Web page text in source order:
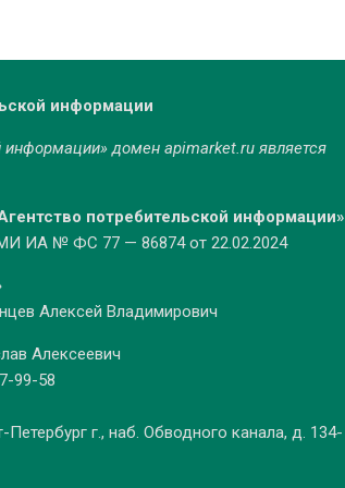
информации
информации» домен apimarket.ruявляется
потребительской информации»
ИА № ФС 77 — 86874 от 22.02.2024
Алексей Владимирович
Алексеевич
99-58
Петербург г., наб. Обводного канала, д. 134-